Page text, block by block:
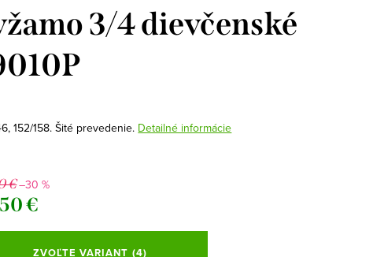
3/4 dievčenské
152/158. Šité prevedenie. Detailné informácie
€–30 %
€
ZVOĽTE VARIANT (4)